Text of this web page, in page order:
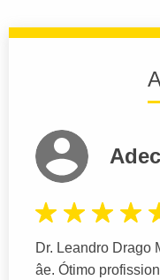
Dr. Leandro Drago
âe. Ótimo